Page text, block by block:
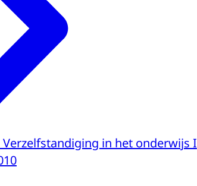
in het onderwijs I